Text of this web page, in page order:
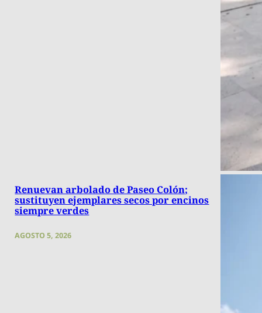
Renuevan arbolado de Paseo Colón;
sustituyen ejemplares secos por encinos
siempre verdes
AGOSTO 5, 2026